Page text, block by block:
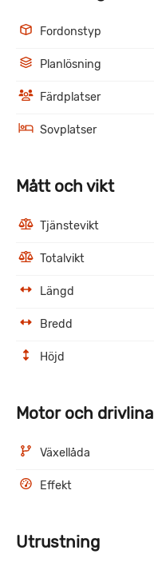
Fordonstyp
Planlösning
Färdplatser
Sovplatser
Mått och vikt
Tjänstevikt
Totalvikt
Längd
Bredd
Höjd
Motor och drivlina
Växellåda
Effekt
Utrustning